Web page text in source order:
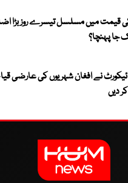
قیمت میں مسلسل تیسرے روز بڑا
جا پہنچا؟
نے افغان شہریوں کی عارضی
دیں